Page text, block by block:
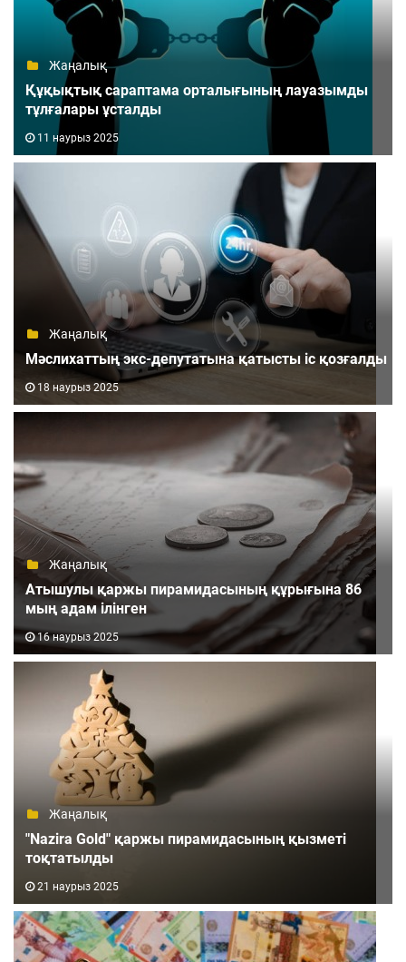
Жаңалық
Құқықтық сараптама орталығының лауазымды
тұлғалары ұсталды
11 наурыз 2025
Жаңалық
Мәслихаттың экс-депутатына қатысты іс қозғалды
18 наурыз 2025
Жаңалық
Атышулы қаржы пирамидасының құрығына 86
мың адам ілінген
16 наурыз 2025
Жаңалық
"Nazira Gold" қаржы пирамидасының қызметі
тоқтатылды
21 наурыз 2025